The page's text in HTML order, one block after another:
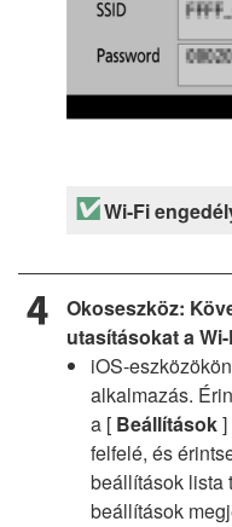
Wi-Fi
Okoseszköz:
utasításokat a
iOS-
alkalmazás.
a [ Beállítások]
felfelé, és
beállítások lista
beállítások